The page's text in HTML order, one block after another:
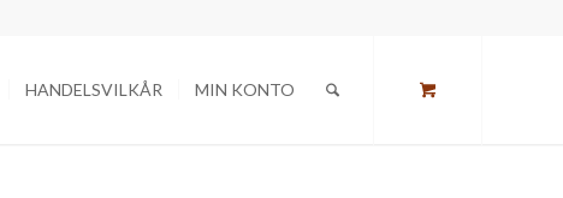
HANDELSVILKÅR MIN KONTO